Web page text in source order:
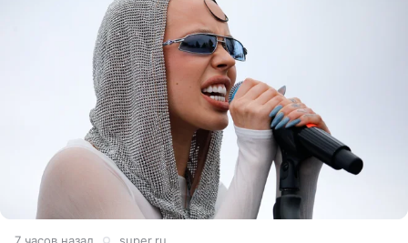
7 часов назад super.ru